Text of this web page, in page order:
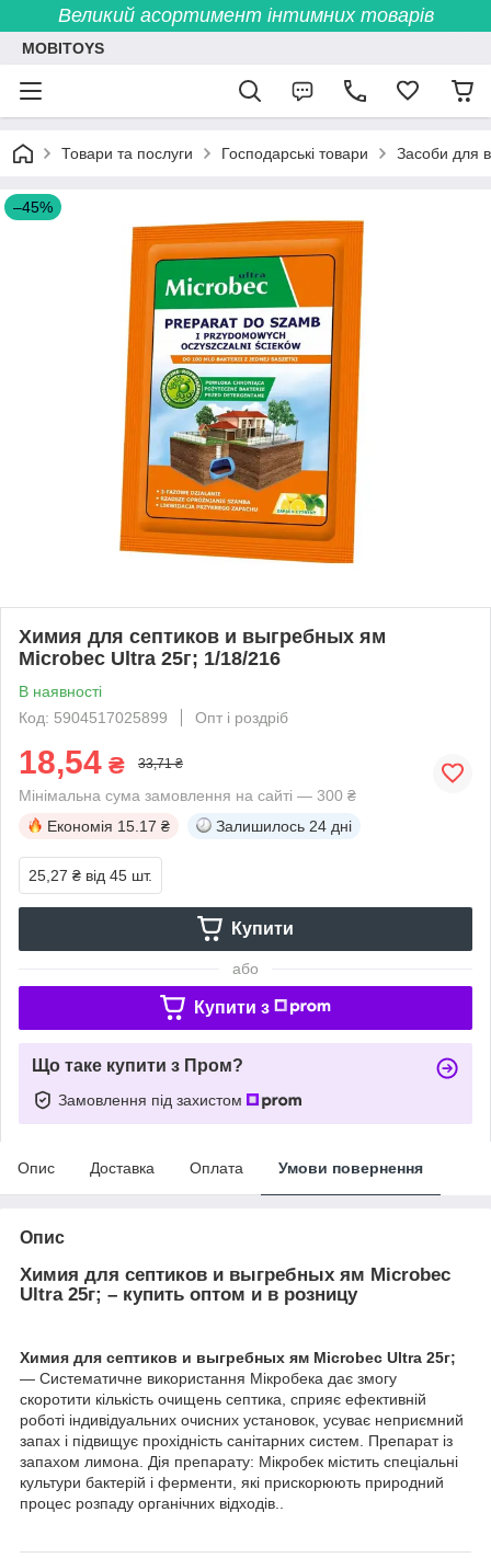
Великий асортимент інтимних товарів
MOBITOYS
Товари та послуги Господарські товари Засоби для
–45%
Химия для септиков и выгребных ям
Microbec Ultra 25г; 1/18/216
В наявності
Код: 5904517025899
Опт і роздріб
18,54 ₴ 33,71 ₴
Мінімальна сума замовлення на сайті — 300 ₴
Економія 15.17 ₴ Залишилось 24 дні
25,27 ₴ від 45 шт.
Купити
або
Купити з
Що таке купити з Пром?
Замовлення під захистом
Опис Доставка Оплата Умови повернення
Опис
Химия для септиков и выгребных ям Microbec
Ultra 25г; – купить оптом и в розницу
Химия для септиков и выгребных ям Microbec Ultra 25г;
— Систематичне використання Мікробека дає змогу
скоротити кількість очищень септика, сприяє ефективній
роботі індивідуальних очисних установок, усуває неприємний
запах і підвищує прохідність санітарних систем. Препарат із
запахом лимона. Дія препарату: Мікробек містить спеціальні
культури бактерій і ферменти, які прискорюють природний
процес розпаду органічних відходів..